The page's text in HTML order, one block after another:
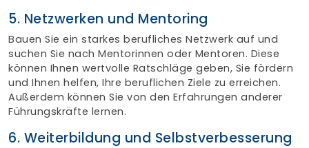
5. Netzwerken und Mentoring
Bauen Sie ein starkes berufliches Netzwerk auf und
suchen Sie nach Mentorinnen oder Mentoren. Diese
können Ihnen wertvolle Ratschläge geben, Sie fördern
und Ihnen helfen, Ihre beruflichen Ziele zu erreichen.
Außerdem können Sie von den Erfahrungen anderer
Führungskräfte lernen.
6. Weiterbildung und Selbstverbesserung